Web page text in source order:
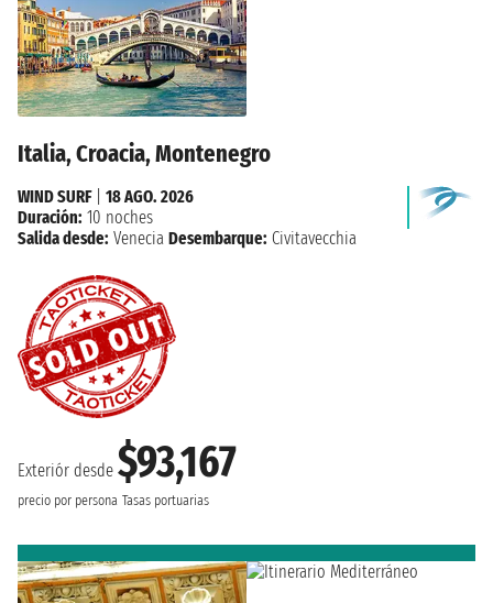
Italia, Croacia, Montenegro
Exteriór desde $93,167
precio por persona Tasas portuarias
WIND SURF| 18 AGO. 2026
Duración: 10 noches
Salida desde: Venecia Desembarque: Civitavecchia